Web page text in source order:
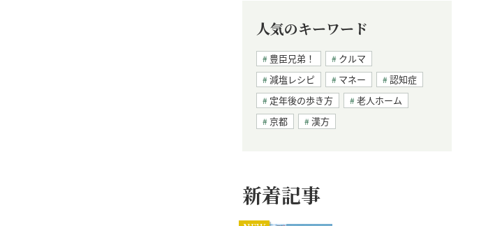
人気のキーワード
豊臣兄弟！
クルマ
減塩レシピ
マネー
認知症
定年後の歩き方
老人ホーム
京都
漢方
新着記事